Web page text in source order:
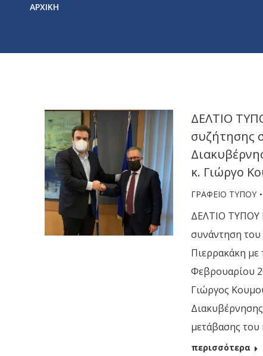
ΑΡΧΙΚΉ
ΔΕΛΤΙΟ
συζήτησης
κ. Γιώργο
ΓΡΑΦΕΙΟ ΤΥΠΟΥ
ΔΕΛΤΙΟ ΤΥΠΟΥ
συνάντηση
Πιερρακάκη
Φεβρουαρίου
Γιώργος
μετάβασης του
περισσότερα